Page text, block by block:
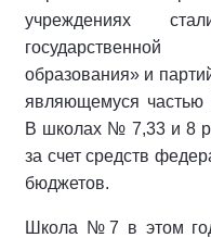
учреждениях
образования» и
являющемуся
В школах № 7,33 и 8
за счет средств
бюджетов.
Школа №7 в этом